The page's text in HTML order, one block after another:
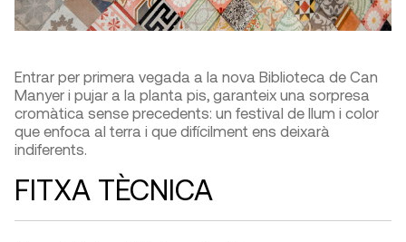
Entrar per primera vegada a la nova Biblioteca de Can
Manyer i pujar a la planta pis, garanteix una sorpresa
cromàtica sense precedents: un festival de llum i color
que enfoca al terra i que difícilment ens deixarà
indiferents.
FITXA TÈCNICA